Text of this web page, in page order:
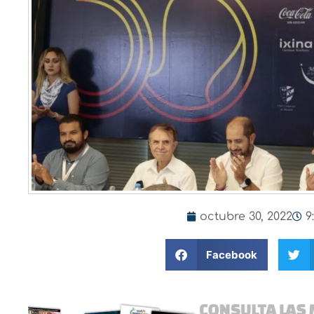
octubre 30, 2022
Facebook